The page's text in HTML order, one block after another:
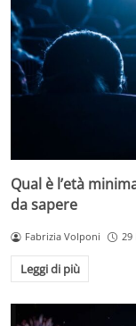
Qual è l’età
da sapere
Fabrizia Volponi 29
Leggi di più